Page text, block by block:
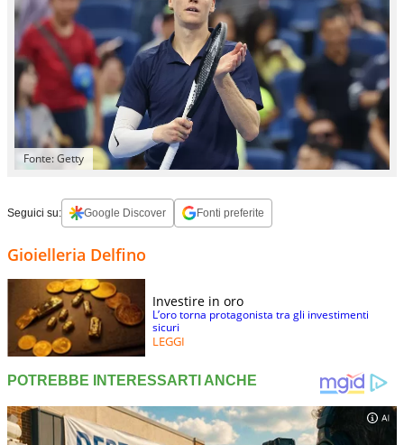
Fonte: Getty
Seguici su: Google Discover Fonti preferite
Gioielleria Delfino
Investire in oro
L’oro torna protagonista tra gli investimenti
sicuri
LEGGI